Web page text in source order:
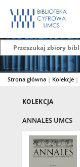
Strona główna | Kolekcje |
KOLEKCJA
ANNALES UMCS